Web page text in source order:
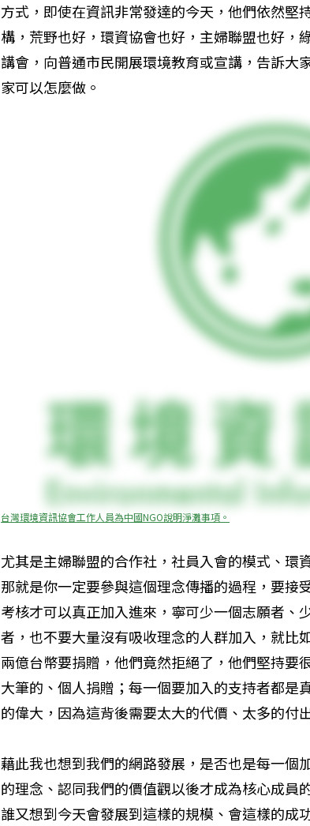
方式，即使在資訊非常發達的今天，他們依然堅
構，荒野也好，環資協會也好，主婦聯盟也好，
講會，向普通市民開展環境教育或宣講，告訴大
家可以怎麼做。
台灣環境資訊協會工作人員為中國NGO說明淨灘事項。
尤其是主婦聯盟的合作社，社員入會的模式、環
那就是你一定要參與這個理念傳播的過程，要接
考核才可以真正加入進來，寧可少一個志願者、
者，也不要大量沒有吸收理念的人群加入，就比
兩億台幣要捐贈，他們竟然拒絕了，他們堅持要
大筆的、個人捐贈；每一個要加入的支持者都是
的偉大，因為這背後需要太大的代價、太多的付
藉此我也想到我們的網路發展，是否也是每一個
的理念、認同我們的價值觀以後才成為核心成員
誰又想到今天會發展到這樣的規模、會這樣的成